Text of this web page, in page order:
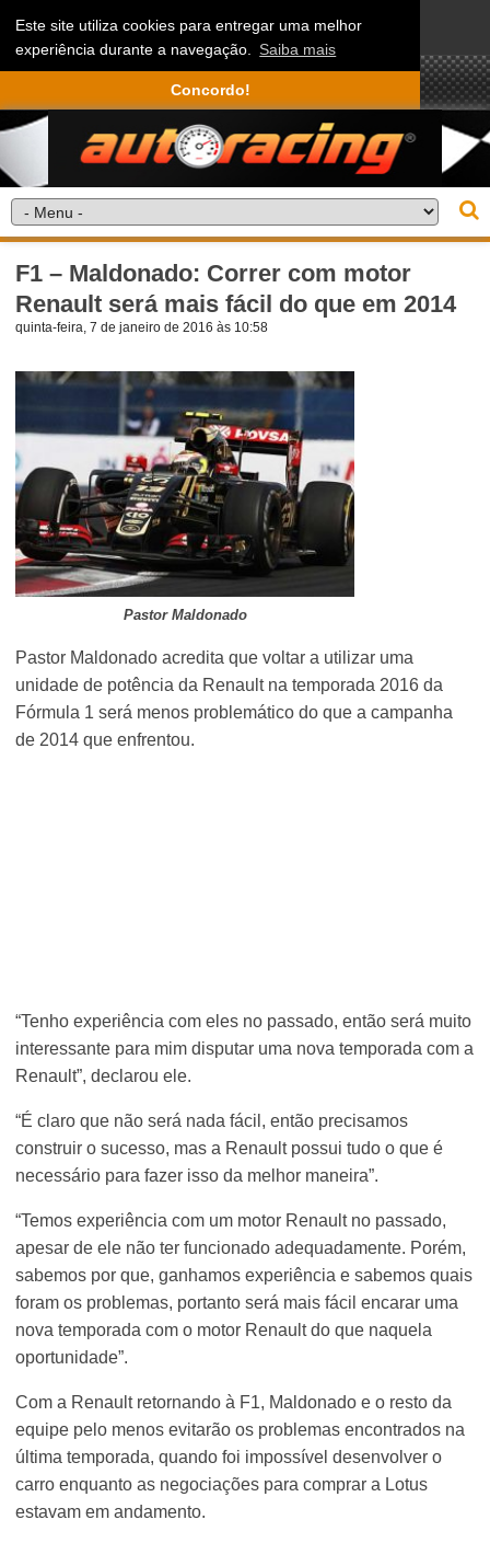
Este site utiliza cookies para entregar uma melhor
experiência durante a navegação. Saiba mais
Concordo!
F1 – Maldonado: Correr com motor
Renault será mais fácil do que em 2014
quinta-feira, 7 de janeiro de 2016 às 10:58
Pastor Maldonado
Pastor Maldonado acredita que voltar a utilizar uma
unidade de potência da Renault na temporada 2016 da
Fórmula 1 será menos problemático do que a campanha
de 2014 que enfrentou.
“Tenho experiência com eles no passado, então será muito
interessante para mim disputar uma nova temporada com a
Renault”, declarou ele.
“É claro que não será nada fácil, então precisamos
construir o sucesso, mas a Renault possui tudo o que é
necessário para fazer isso da melhor maneira”.
“Temos experiência com um motor Renault no passado,
apesar de ele não ter funcionado adequadamente. Porém,
sabemos por que, ganhamos experiência e sabemos quais
foram os problemas, portanto será mais fácil encarar uma
nova temporada com o motor Renault do que naquela
oportunidade”.
Com a Renault retornando à F1, Maldonado e o resto da
equipe pelo menos evitarão os problemas encontrados na
última temporada, quando foi impossível desenvolver o
carro enquanto as negociações para comprar a Lotus
estavam em andamento.